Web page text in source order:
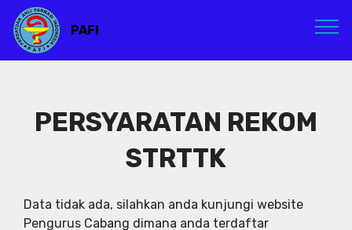
PAFI
PERSYARATAN REKOM
STRTTK
Data tidak ada, silahkan anda kunjungi website
Pengurus Cabang dimana anda terdaftar
S
e